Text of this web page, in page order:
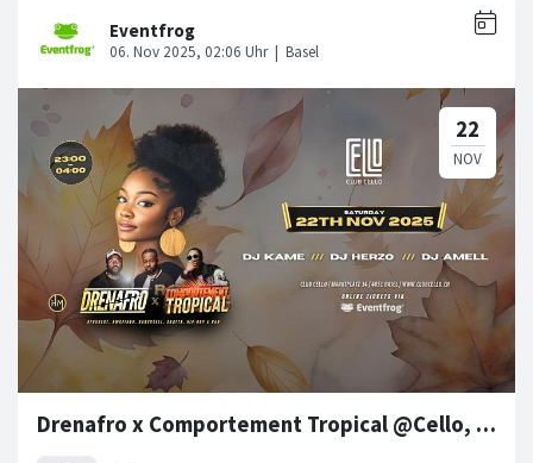
Drenafro x Comportement Tropical @Cello, Basel